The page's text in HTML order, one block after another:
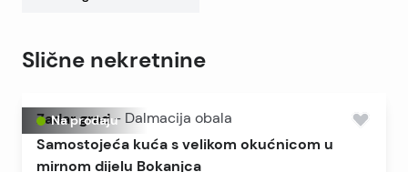
Slične nekretnine
Na prodaju
Zadar grad - Dalmacija obala
Samostojeća kuća s velikom okućnicom u
mirnom dijelu Bokanjca